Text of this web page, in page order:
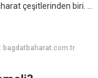
çeşitlerinden biri. ...
bagdatbaharat.com.tr